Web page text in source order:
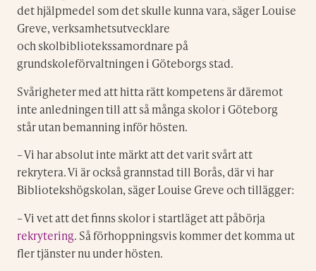
det hjälpmedel som det skulle kunna vara, säger Louise
Greve, verksamhetsutvecklare
och skolbibliotekssamordnare på
grundskoleförvaltningen i Göteborgs stad.
Svårigheter med att hitta rätt kompetens är däremot
inte anledningen till att så många skolor i Göteborg
står utan bemanning inför hösten.
– Vi har absolut inte märkt att det varit svårt att
rekrytera. Vi är också grannstad till Borås, där vi har
Bibliotekshögskolan, säger Louise Greve och tillägger:
– Vi vet att det finns skolor i startläget att påbörja
rekrytering. Så förhoppningsvis kommer det komma ut
fler tjänster nu under hösten.